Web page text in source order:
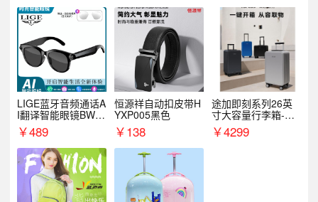
LIGE蓝牙音频通话A
I翻译智能眼镜BWM
89
￥489
恒源祥自动扣皮带H
YXP005黑色
￥138
途加即刻系列26英
寸大容量行李箱-星
云绿/星光绿
￥4299